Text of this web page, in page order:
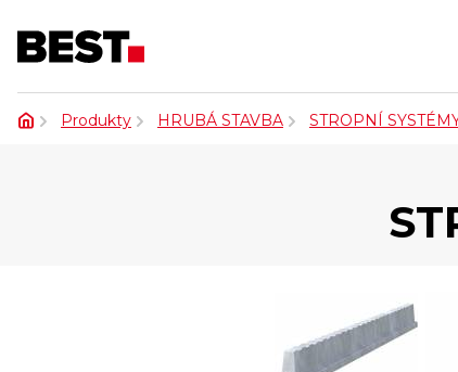
Produkty HRUBÁ STAVBA STROPNÍ